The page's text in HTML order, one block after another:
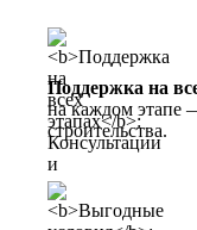
Поддержка на
на каждом этапе
строительства.